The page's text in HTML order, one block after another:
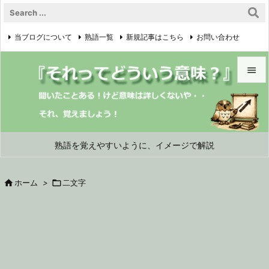
熟語を覚えやすいように、イメージで解説


メニュ


当ブログについて 熟語一覧 新規記事はこちら お問い合わせ
プライバシーポリシー 
 ホーム >  二文字